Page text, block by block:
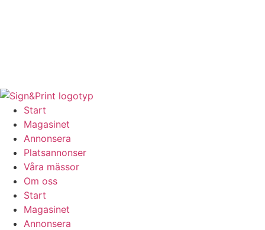
Start
Magasinet
Annonsera
Platsannonser
Våra mässor
Om oss
Start
Magasinet
Annonsera